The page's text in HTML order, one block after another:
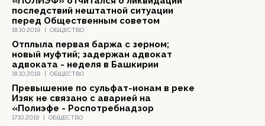
18.10.2019 | ОБЩЕСТВО
последствий нештатной ситуации
перед Общественным советом
18.10.2019 | ОБЩЕСТВО
Отплыла первая баржа с зерном;
новый муфтий; задержан адвокат
адвоката - неделя в Башкирии
17.10.2019 | ОБЩЕСТВО
Превышение по сульфат-ионам в реке
Изяк не связано с аварией на
«Полиэфе - Роспотребнадзор